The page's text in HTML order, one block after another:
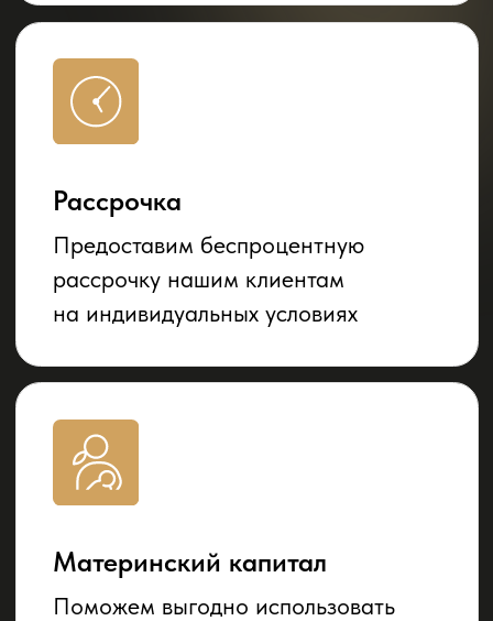
8-800-511-56-31
info@metriks.ru
пн – вс: 09:00–18:00